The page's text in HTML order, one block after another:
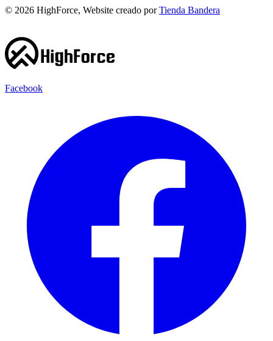
© 2026 HighForce, Website creado por Tienda Bandera
Facebook